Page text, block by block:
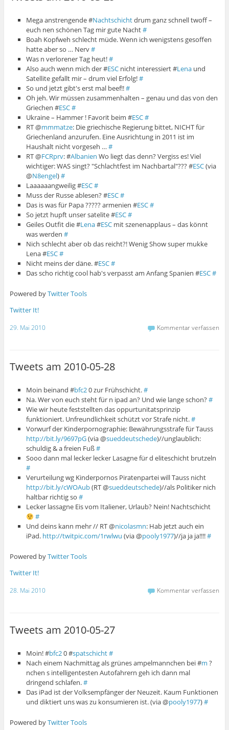
Mega anstrengende #Nachtschichtdrum ganz schnell twoff –
euch nen schönen Tag mir gute Nacht#
Boah Kopfweh schlecht müde. Wenn ich wenigstens gesoffen
hatte aber so … Nerv#
Was n verlorener Tag heut!#
Also auch wenn mich der #ESC nicht interessiert #Lena und
Satellite gefallt mir – drum viel Erfolg!#
So und jetzt gibt's erst mal beef!!#
Oh jeh. Wir müssen zusammenhalten – genau und das von den
Griechen #ESC#
Ukraine – Hammer ! Favorit beim #ESC#
RT @mmmatze: Die griechische Regierung bittet, NICHT für
Griechenland anzurufen. Eine Ausrichtung in 2011 ist im
Haushalt nicht vorgeseh …#
RT @FCRprv: #Albanien Wo liegt das denn? Vergiss es! Viel
wichtiger: WAS singt? "Schlachtfest im Nachbartal"??? #ESC(via
@N8engel)#
Laaaaaangweilig #ESC#
Muss der Russe ablesen? #ESC#
Das is was für Papa ????? armenien #ESC#
So jetzt hupft unser satelite #ESC#
Geiles Outfit die #Lena#ESC mit szenenapplaus – das könnt
was werden#
Nich schlecht aber ob das reicht?! Wenig Show super mukke
Lena #ESC#
Nicht meins der däne. #ESC#
Das scho richtig cool hab's verpasst am Anfang Spanien #ESC#
Powered byTwitter Tools
Twitter It!
29. Mai 2010 Kommentar verfassen
Tweets am 2010-05-28
Moin beinand #bfc20 zur Frühschicht.#
Na. Wer von euch steht für n ipad an? Und wie lange schon?#
Wie wir heute feststellten das oppurtunitatsprinzip
funktioniert. Unfreundlichkeit schützt vor Strafe nicht.#
Vorwurf der Kinderpornographie: Bewährungsstrafe für Tauss
http://bit.ly/9697pG(via @sueddeutschede)//unglaublich:
schuldig & a freien Fuß#
Sooo dann mal lecker lecker Lasagne für d eliteschicht brutzeln
#
Verurteilung wg Kinderpornos Piratenpartei will Tauss nicht
http://bit.ly/cWOAub(RT @sueddeutschede)//als Politiker nich
haltbar richtig so#
Lecker lassagne Eis vom Italiener, Urlaub? Nein! Nachtschicht
#
Und deins kann mehr // RT @nicolasmn: Hab jetzt auch ein
iPad. http://twitpic.com/1rwlwu (via @pooly1977)//ja ja ja!!!!#
Powered byTwitter Tools
Twitter It!
28. Mai 2010 Kommentar verfassen
Tweets am 2010-05-27
Moin! #bfc20 #spatschicht#
Nach einem Nachmittag als grünes ampelmannchen bei #m ?
nchen s intelligentesten Autofahrern geh ich dann mal
dringend schlafen.#
Das iPad ist der Volksempfänger der Neuzeit. Kaum Funktionen
und diktiert uns was zu konsumieren ist. (via @pooly1977)#
Powered byTwitter Tools